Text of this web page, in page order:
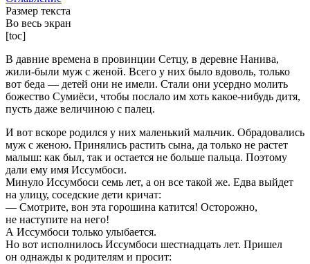
Размер текста
Во весь экран
[toc]
В давние времена в провинции Сетцу, в деревне Нанива,
жили-были муж с женой. Всего у них было вдоволь, только
вот беда — детей они не имели. Стали они усердно молить
божество Сумиёси, чтобы послало им хоть какое-нибудь дитя,
пусть даже величиною с палец.
И вот вскоре родился у них маленький мальчик. Обрадовались
муж с женою. Принялись растить сына, да только не растет
малыш: как был, так и остается не больше пальца. Поэтому
дали ему имя Иссумбоси.
Минуло Иссумбоси семь лет, а он все такой же. Едва выйдет
на улицу, соседские дети кричат:
— Смотрите, вон эта горошина катится! Осторожно,
не наступите на него!
А Иссумбоси только улыбается.
Но вот исполнилось Иссумбоси шестнадцать лет. Пришел
он однажды к родителям и просит: